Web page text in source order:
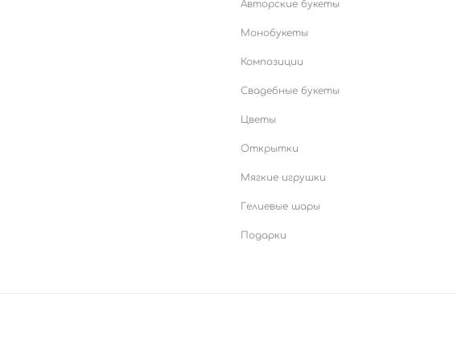
Авторские букеты
Монобукеты
Композиции
Свадебные букеты
Цветы
Открытки
Мягкие игрушки
Гелиевые шары
Подарки